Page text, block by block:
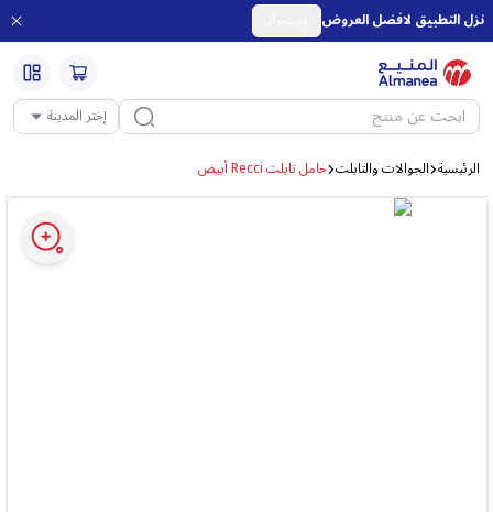
نزل التطبيق لافضل العروض
إختر المدينة
الرئيسية الجوالات والتابلت حامل تابلت Recci أبيض